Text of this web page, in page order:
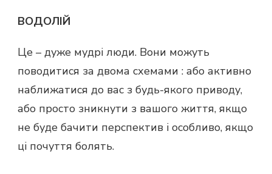
ВОДОЛІЙ
Це – дуже мудрі люди. Вони можуть
поводитися за двома схемами : або активно
наближатися до вас з будь-якого приводу,
або просто зникнути з вашого життя, якщо
не буде бачити перспектив і особливо, якщо
ці почуття болять.